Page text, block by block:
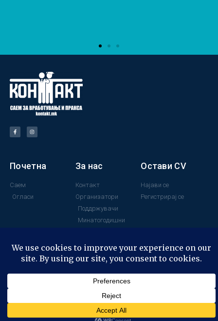
Почетна
Саем
Огласи
За нас
Контакт
Организатори
Поддржувачи
Минатогодишни
Остави CV
Најави се
Регистрирај се